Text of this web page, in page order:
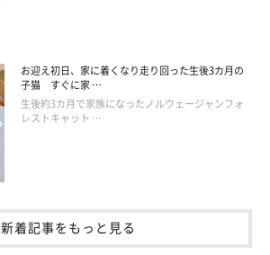
お迎え初日、家に着くなり走り回った生後3カ月の
子猫 すぐに家 …
生後約3カ月で家族になったノルウェージャンフォ
レストキャット …
新着記事をもっと見る